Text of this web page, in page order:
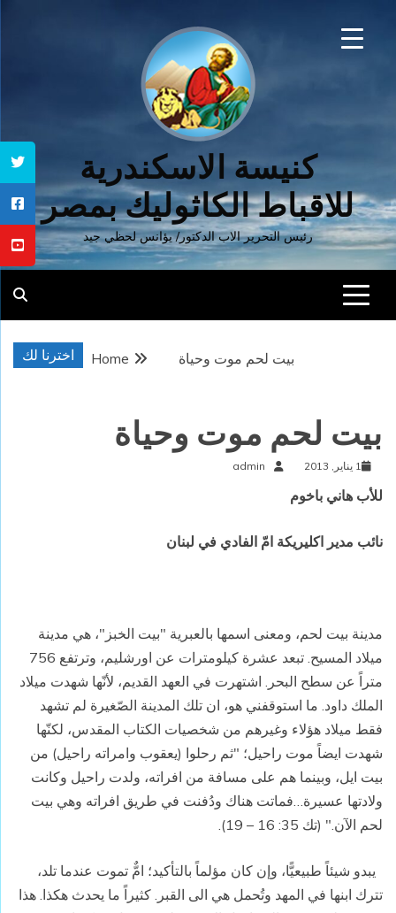
كنيسة الاسكندرية
للاقباط الكاثوليك بمصر
رئيس التحرير الاب الدكتور/ يؤانس لحظي جيد
اخترنا لك Home بيت لحم موت وحياة
بيت لحم موت وحياة
1 يناير, 2013 admin
للأب هاني باخوم
نائب مدير اكليريكة امّ الفادي في لبنان
مدينة بيت لحم، ومعنى اسمها بالعبرية "بيت الخبز"، هي مدينة
ميلاد المسيح. تبعد عشرة كيلومترات عن اورشليم، وترتفع 756
متراً عن سطح البحر. اشتهرت في العهد القديم، لأنّها شهدت ميلاد
الملك داود. ما استوقفني هو، ان تلك المدينة الصّغيرة لم تشهد
فقط ميلاد هؤلاء وغيرهم من شخصيات الكتاب المقدس، لكنّها
شهدت ايضاً موت راحيل؛ "ثم رحلوا (يعقوب وامراته راحيل) من
بيت ايل، وبينما هم على مسافة من افراته، ولدت راحيل وكانت
ولادتها عسيرة…فماتت هناك ودُفنت في طريق افراته وهي بيت
لحم الآن." (تك 35: 16 – 19).
يبدو شيئاً طبيعيًّا، وإن كان مؤلماً بالتأكيد؛ امٌّ تموت عندما تلد،
تترك ابنها في المهد وتُحمل هي الى القبر. كثيراً ما يحدث هكذا. هذا